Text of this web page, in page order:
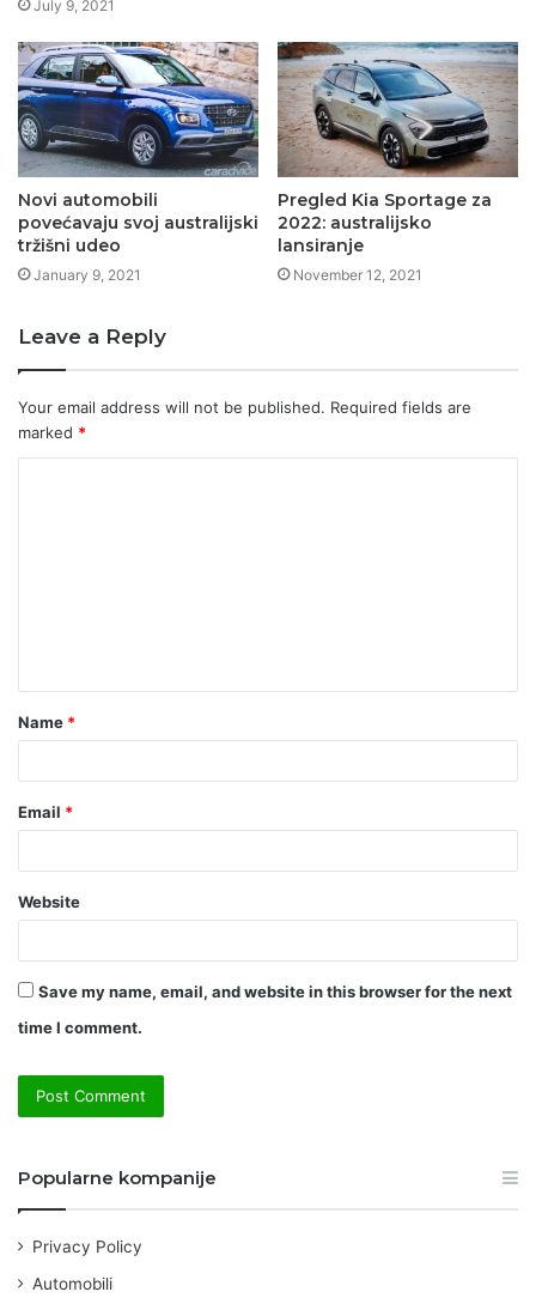
July 9, 2021
Novi automobili
povećavaju svoj australijski
tržišni udeo
January 9, 2021
Pregled Kia Sportage za
2022: australijsko
lansiranje
November 12, 2021
Leave a Reply
Your email address will not be published. Required fields are
marked *
t
*
Name *
Email *
Website
Save my name, email, and website in this browser for the next
time I comment.
Popularne kompanije
Privacy Policy
Automobili